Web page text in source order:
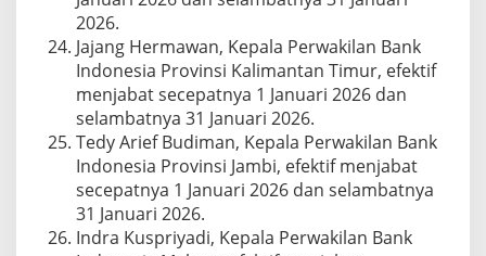
2026.
Jajang Hermawan, Kepala Perwakilan Bank
Indonesia Provinsi Kalimantan Timur, efektif
menjabat secepatnya 1 Januari 2026 dan
selambatnya 31 Januari 2026.
Tedy Arief Budiman, Kepala Perwakilan Bank
Indonesia Provinsi Jambi, efektif menjabat
secepatnya 1 Januari 2026 dan selambatnya
31 Januari 2026.
Indra Kuspriyadi, Kepala Perwakilan Bank